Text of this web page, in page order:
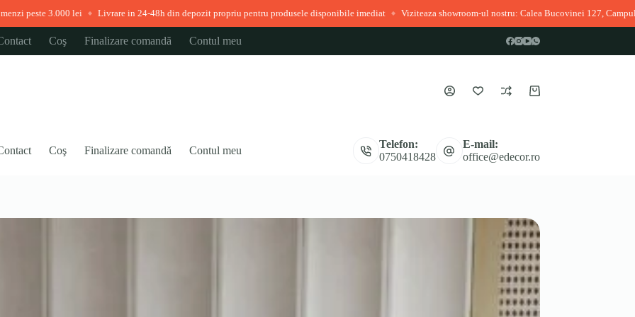
◆ Livrare in 24-48h din depozit propriu pentru produsele disponibile imediat ◆ Viziteaza showroom-ul nostru: Calea Bucovinei 127, Campulung Moldovenesc
Coş Finalizare comandă Contul meu
Coș
Coş Finalizare comandă Contul meu
Telefon:
0750418428
E-mail:
office@edecor.ro